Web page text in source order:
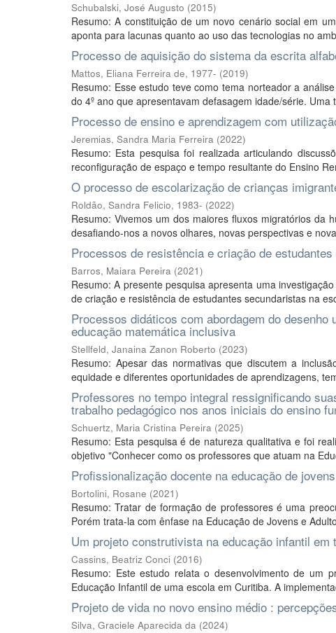
Schubalski, José Augusto (2015)
Resumo: A constituição de um novo cenário social em
aponta para lacunas quanto ao uso das tecnologias no
Processo de aquisição do sistema da escrita
Mattos, Eliana Ferreira de, 1977- (2019)
Resumo: Esse estudo teve como tema norteador a
do 4º ano que apresentavam defasagem idade/série.
Processo de ensino e aprendizagem com
Jeremias, Sandra Maria Ferreira (2022)
Resumo: Esta pesquisa foi realizada articulando
reconfiguração de espaço e tempo resultante do Ensino
O processo de escolarização de crianças
Roldão, Sandra Felicio, 1983- (2022)
Resumo: Vivemos um dos maiores fluxos migratórios da
desafiando-nos a novos olhares, novas perspectivas e
Processos de resistência e criação de
Barros, Maiara Pereira (2021)
Resumo: A presente pesquisa apresenta uma
de criação e resistência de estudantes secundaristas na
Processos didáticos com abordagem do
educação matemática inclusiva
Stellfeld, Janaina Zanon Roberto (2023)
Resumo: Apesar das normativas que discutem a
equidade e diferentes oportunidades de aprendizagens,
Professores no tempo integral ressignificando
trabalho pedagógico nos anos iniciais do ensino
Schuertz, Maria Cristina Pereira (2025)
Resumo: Esta pesquisa é de natureza qualitativa e foi
objetivo "Conhecer como os professores que atuam na
Profissionalização docente na educação de
Bortolini, Rosane (2021)
Resumo: Tratar de formação de professores é uma
Porém trata-la com ênfase na Educação de Jovens e
Um projeto construtivista na educação infantil em
Cassins, Beatriz Conci (2016)
Resumo: Este estudo relata o desenvolvimento de um
Educação Infantil de uma escola em Curitiba. A
Projeto de vida no novo ensino médio :
Silva, Graciele Aparecida da (2024)